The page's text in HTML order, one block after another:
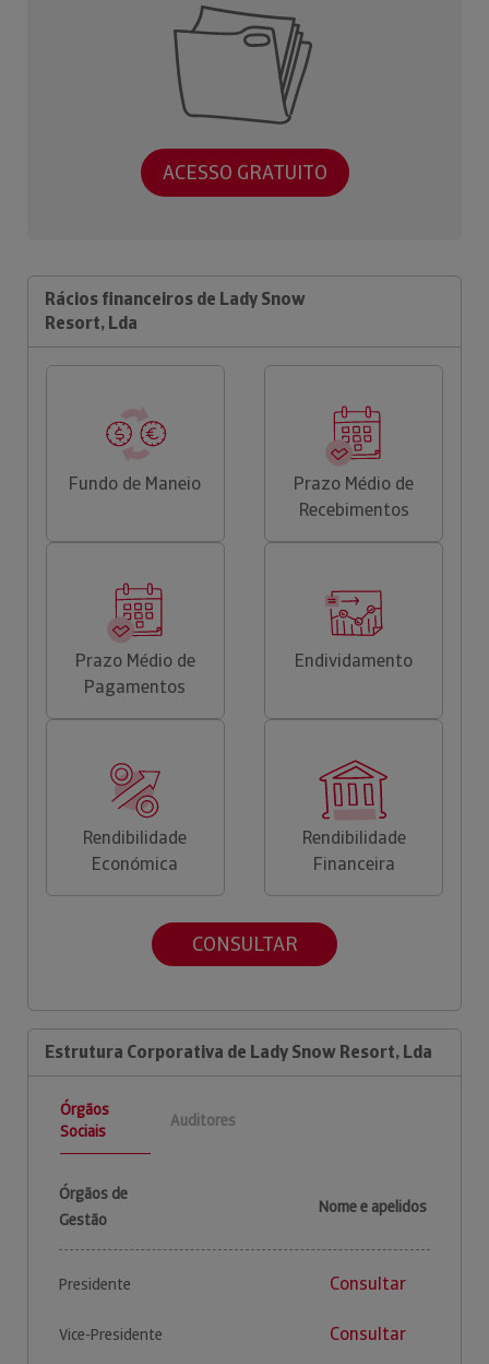
ACESSO GRATUITO
Rácios financeiros de Lady Snow
Resort, Lda
Fundo de Maneio
Prazo Médio de
Recebimentos
Prazo Médio de
Pagamentos
Endividamento
Rendibilidade
Económica
Rendibilidade
Financeira
CONSULTAR
Estrutura Corporativa de Lady Snow Resort, Lda
Órgãos
Sociais
Auditores
Órgãos de
Gestão
Nome e apelidos
Presidente Consultar
Vice-Presidente Consultar